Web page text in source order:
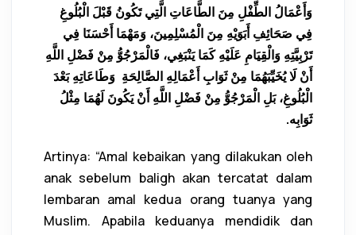
وَأَعْمَالُ الطِّفْلِ مِنَ الطَّاعَاتِ الَّتِي تَكُونُ قَبْلَ الْبُلُوغِ
فِي صَحَائِفِ أَبَوَيْهِ مِنَ الْمُسْلِمِينَ، وَمَهْمَا أَحْسَنَا فِي
تَرْبِيَّتِهِ وَالْقِيَامِ عَلَيْهِ كَمَا يَنْبَغِي، فَالْمَرْجُوُّ مِنْ فَضْلِ اللَّهِ
أَنْ لَا يُخَيِّبَهُمَا مِنْ ثَوَابِ أَعْمَالِهِ الصَّالِحَةِ وَطَاعَاتِهِ بَعْدَ
الْبُلُوغِ، بَلِ الْمَرْجُوُّ مِنْ فَضْلِ اللَّهِ أَنْ يَكُونَ لَهُمَا مِثْلُ
ثَوَابِه.
Artinya: “Amal kebaikan yang dilakukan oleh
anak sebelum baligh akan tercatat dalam
lembaran amal kedua orang tuanya yang
Muslim. Apabila keduanya mendidik dan